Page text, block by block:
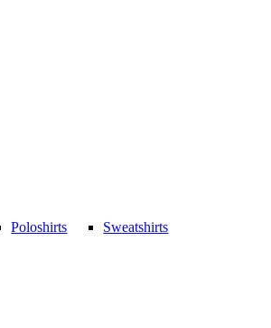
Poloshirts Sweatshirts